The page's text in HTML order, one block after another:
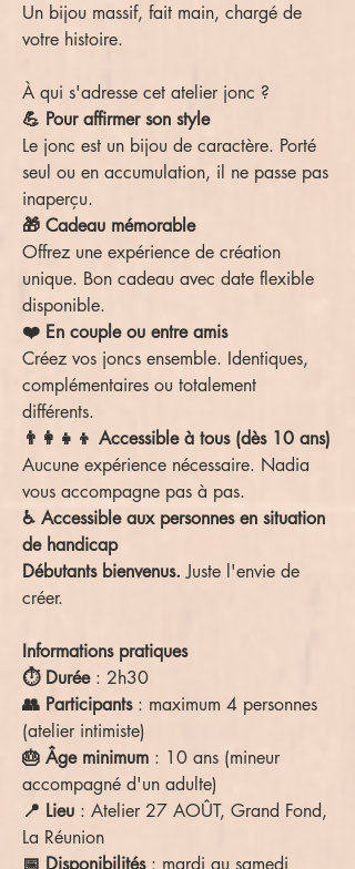
Un bijou massif, fait main, chargé de
votre histoire.
À qui s'adresse cet atelier jonc ?
💪 Pour affirmer son style
Le jonc est un bijou de caractère. Porté
seul ou en accumulation, il ne passe pas
inaperçu.
🎁 Cadeau mémorable
Offrez une expérience de création
unique. Bon cadeau avec date flexible
disponible.
❤️ En couple ou entre amis
Créez vos joncs ensemble. Identiques,
complémentaires ou totalement
différents.
👨‍👩‍👧‍👦 Accessible à tous (dès 10 ans)
Aucune expérience nécessaire. Nadia
vous accompagne pas à pas.
♿️ Accessible aux personnes en situation
de handicap
Débutants bienvenus. Juste l'envie de
créer.
Informations pratiques
⏱️ Durée: 2h30
👥 Participants: maximum 4 personnes
(atelier intimiste)
🎂 Âge minimum : 10 ans (mineur
accompagné d'un adulte)
📍 Lieu : Atelier 27 AOÛT, Grand Fond,
La Réunion
📅 Disponibilités: mardi au samedi